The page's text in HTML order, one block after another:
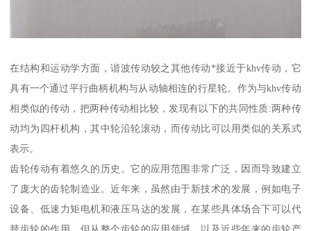
在结构和运动学方面，谐波传动较之其他传动*接近于khv传动，它
具有一个通过平行曲柄机构与从动轴相连的行星轮。作为与khv传动
相类似的传动，把两种传动相比较，发现有以下的共同性质:两种传
动均为四杆机构，其中轮沿轮滚动，而传动比可以用类似的关系式
表示。
齿轮传动有着悠久的历史。它的应用范围非常广泛，因而导致建立
了庞大的齿轮制造业。近年来，虽然由于新技术的发展，例如电子
设备、低速力矩电机和液压马达的发展，在某些具体场合下可以代